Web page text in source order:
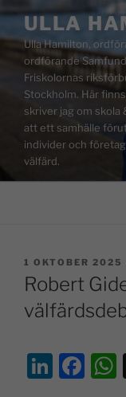
ULLA
Ulla Hamilton,
ordförande
Friskolornas
Stockholm. Här
skriver jag om skola
att ett samhälle
individer och
välfärd.
1 OKTOBER 2025
Robert
Li F